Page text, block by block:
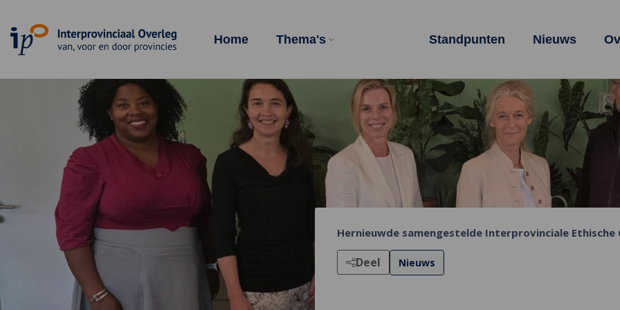
Homepagina
Home Thema's Standpunten Nieuws
Hernieuwde samengestelde Interprovinciale Ethische
Deel Nieuws